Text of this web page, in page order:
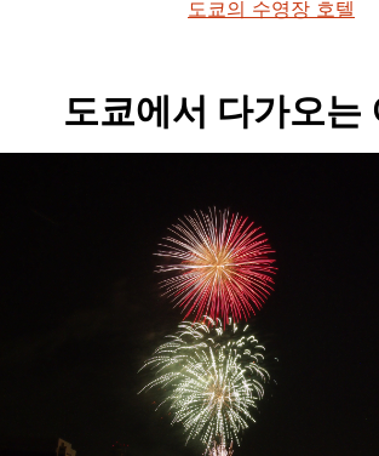
도쿄의 수영장 호텔
도쿄에서 다가오는